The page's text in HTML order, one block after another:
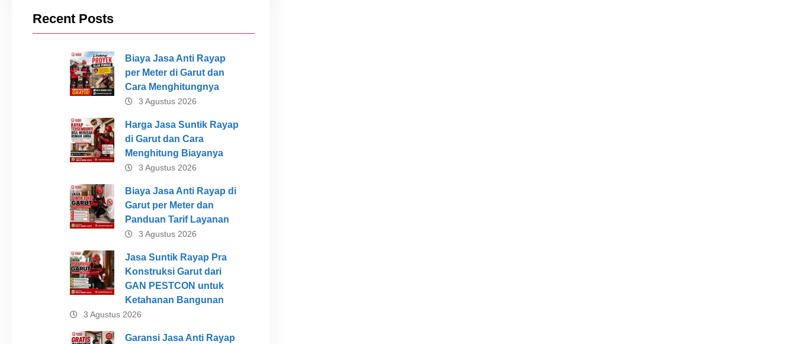
Recent Posts
Biaya Jasa Anti Rayap
per Meter di Garut dan
Cara Menghitungnya
3 Agustus 2026
Harga Jasa Suntik Rayap
di Garut dan Cara
Menghitung Biayanya
3 Agustus 2026
Biaya Jasa Anti Rayap di
Garut per Meter dan
Panduan Tarif Layanan
3 Agustus 2026
Jasa Suntik Rayap Pra
Konstruksi Garut dari
GAN PESTCON untuk
Ketahanan Bangunan
3 Agustus 2026
Garansi Jasa Anti Rayap